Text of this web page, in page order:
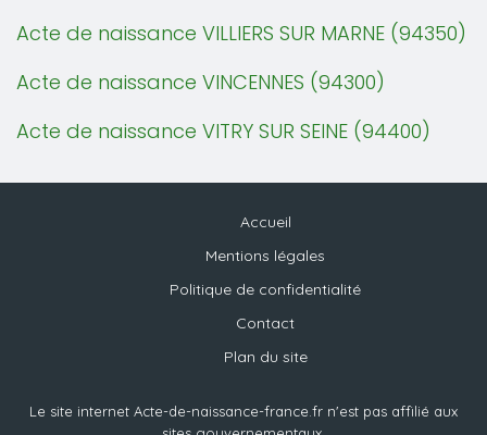
Acte de naissance VILLIERS SUR MARNE (94350)
Acte de naissance VINCENNES (94300)
Acte de naissance VITRY SUR SEINE (94400)
Accueil
Mentions légales
Politique de confidentialité
Contact
Plan du site
Le site internet Acte-de-naissance-france.fr n'est pas affilié aux